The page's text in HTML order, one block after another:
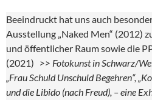
Beeindruckt hat uns auch
Ausstellung „Naked Men“ (2012)
und öffentlicher Raum sowie die
(2021) >> Fotokunst in Schwarz/
„Frau Schuld Unschuld Begehren“,
und die Libido (nach Freud), – eine